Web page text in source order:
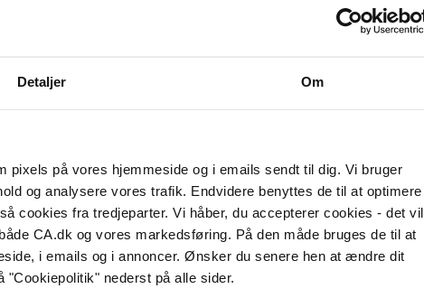
Detaljer Om
pixels på vores hjemmeside og i emails sendt til dig. Vi bruger
og analysere vores trafik. Endvidere benyttes de til at optimere
cookies fra tredjeparter. Vi håber, du accepterer cookies - det vil
CA.dk og vores markedsføring. På den måde bruges de til at
i emails og i annoncer. Ønsker du senere hen at ændre dit
nederst på alle sider.